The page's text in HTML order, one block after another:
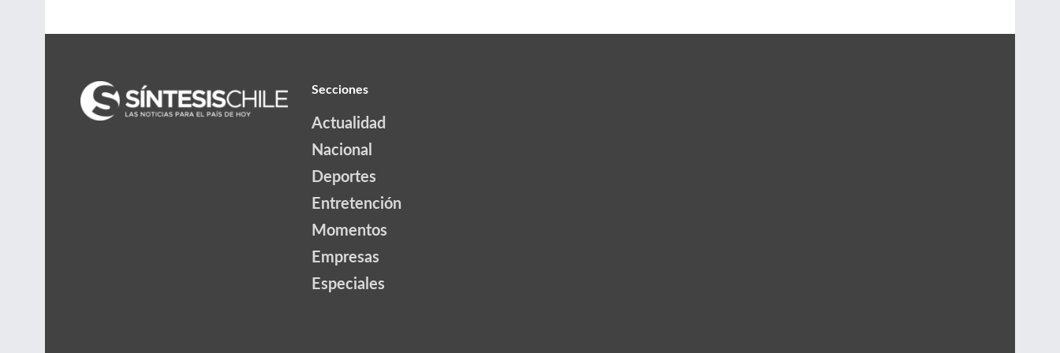
Secciones
Actualidad
Nacional
Deportes
Entretención
Momentos
Empresas
Especiales